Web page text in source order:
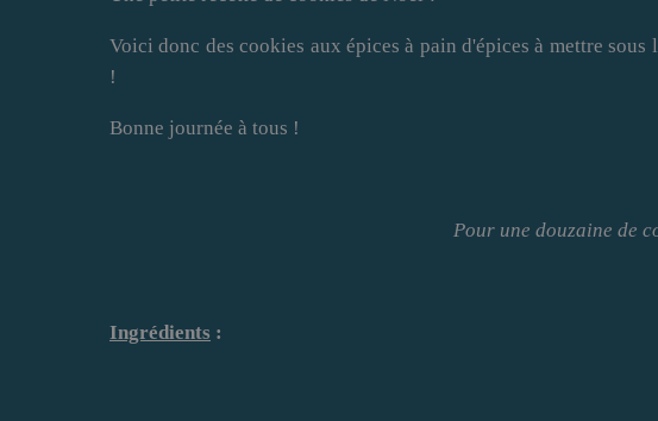
Voici donc des cookies aux épices à pain d'épices à mettre
!
Bonne journée à tous !
Pour une douzaine de
Ingrédients :